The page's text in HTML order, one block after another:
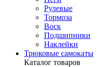
Рулевые
Тормоза
Воск
Подшипники
Наклейки
Трюковые самокаты
Каталог товаров